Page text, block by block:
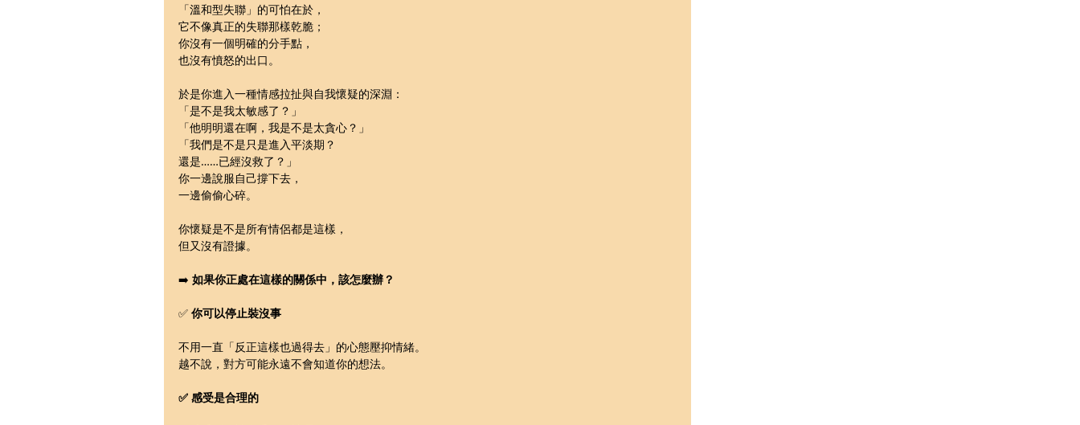
「溫和型失聯」的可怕在於，
它不像真正的失聯那樣乾脆；
你沒有一個明確的分手點，
也沒有憤怒的出口。
於是你進入一種情感拉扯與自我懷疑的深淵：
「是不是我太敏感了？」
「他明明還在啊，我是不是太貪心？」
「我們是不是只是進入平淡期？
還是……已經沒救了？」
你一邊說服自己撐下去，
一邊偷偷心碎。
你懷疑是不是所有情侶都是這樣，
但又沒有證據。
➡️ 如果你正處在這樣的關係中，該怎麼辦？
✅ 你可以停止裝沒事
不用一直「反正這樣也過得去」的心態壓抑情緒。
越不說，對方可能永遠不會知道你的想法。
✅ 感受是合理的